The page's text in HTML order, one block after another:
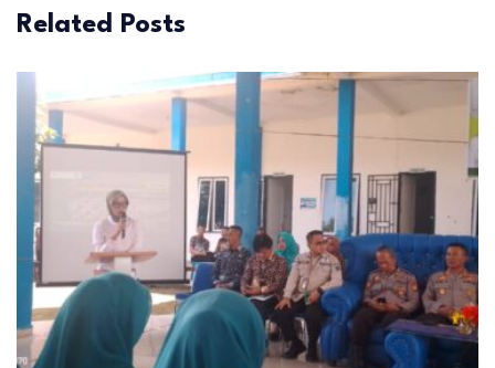
Related Posts